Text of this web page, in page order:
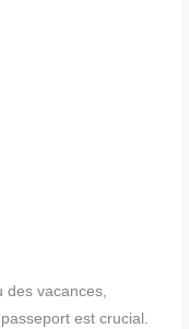
des vacances,
est crucial.